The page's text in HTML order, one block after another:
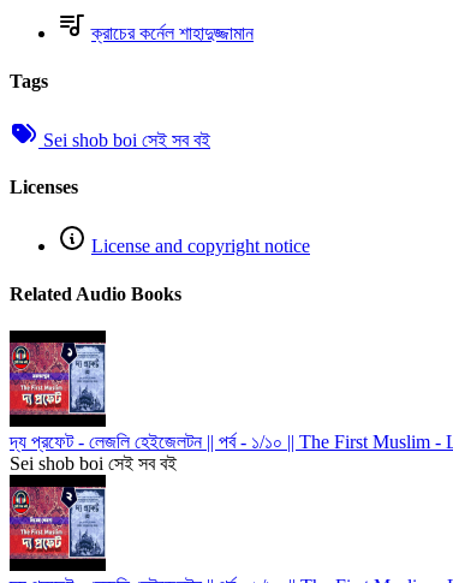
ক্রাচের কর্নেল শাহাদুজ্জামান
Tags
Sei shob boi সেই সব বই
Licenses
License and copyright notice
Related Audio Books
দ্য প্রফেট - লেজলি হেইজেলটন || পর্ব - ১/১০ || The First
Sei shob boi সেই সব বই